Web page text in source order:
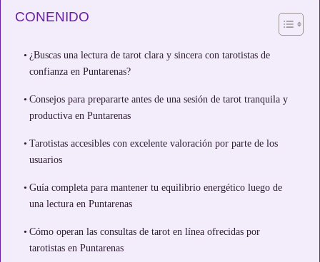
CONENIDO
¿Buscas una lectura de tarot clara y sincera con tarotistas de
confianza en Puntarenas?
Consejos para prepararte antes de una sesión de tarot tranquila y
productiva en Puntarenas
Tarotistas accesibles con excelente valoración por parte de los
usuarios
Guía completa para mantener tu equilibrio energético luego de
una lectura en Puntarenas
Cómo operan las consultas de tarot en línea ofrecidas por
tarotistas en Puntarenas